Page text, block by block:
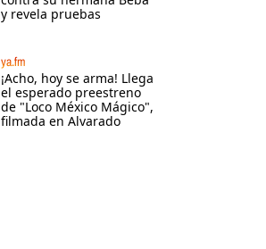
y revela pruebas
ya.fm
¡Acho, hoy se arma! Llega
el esperado preestreno
de "Loco México Mágico",
filmada en Alvarado